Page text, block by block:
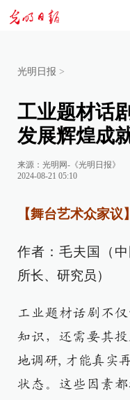
光明日报 >
工业题材话
发展辉煌成
来源： 光明网-《光明日报》
2024-08-21 05:10
【舞台艺术众家议】
作者：毛夫国（
所长、研究员）
工业题材话剧不
知识，还需要其
地调研,才能真实
状态。这些因素